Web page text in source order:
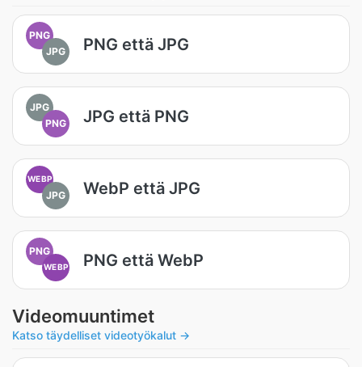
PNG
JPG
PNG että JPG
JPG
PNG
JPG että PNG
WEBP
JPG WebP että JPG
PNG
WEBP PNG että WebP
Videomuuntimet
Katso täydelliset videotyökalut →